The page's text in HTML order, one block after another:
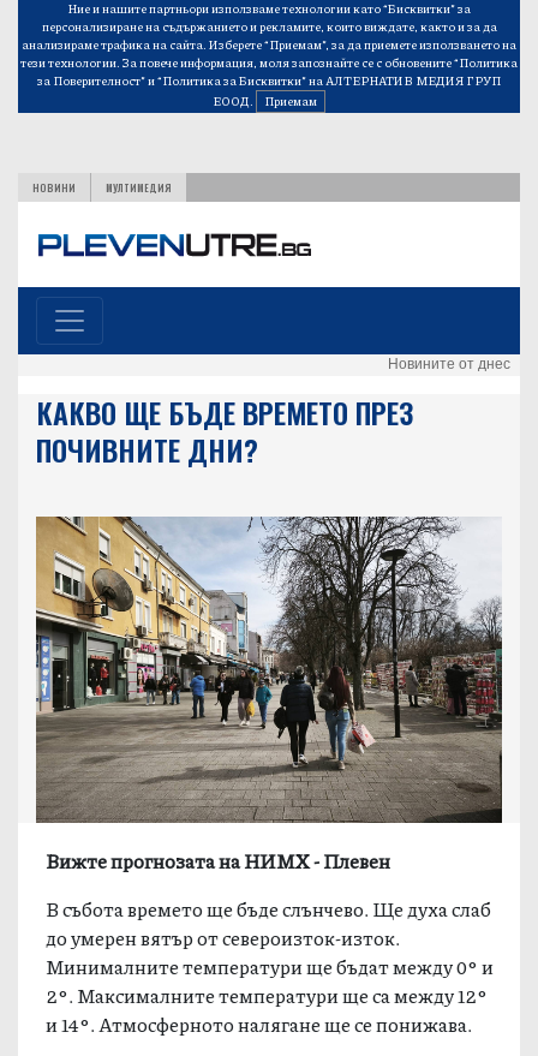
Ние и нашите партньори използваме технологии като “Бисквитки” за
персонализиране на съдържанието и рекламите, които виждате, както и за да
анализираме трафика на сайта. Изберете “Приемам”, за да приемете използването на
тези технологии. За повече информация, моля запознайте се с обновените“Политика
за Поверителност”и“Политика за Бисквитки”на АЛТЕРНАТИВ МЕДИЯ ГРУП
ЕООД.
Приемам
НОВИНИ МУЛТИМЕДИЯ
Новините от днес
КАКВО ЩЕ БЪДЕ ВРЕМЕТО ПРЕЗ
ПОЧИВНИТЕ ДНИ?
Вижте прогнозата на НИМХ - Плевен
В събота времето ще бъде слънчево. Ще духа слаб
до умерен вятър от североизток-изток.
Минималните температури ще бъдат между 0° и
2°. Максималните температури ще са между 12°
и 14°. Атмосферното налягане ще се понижава.